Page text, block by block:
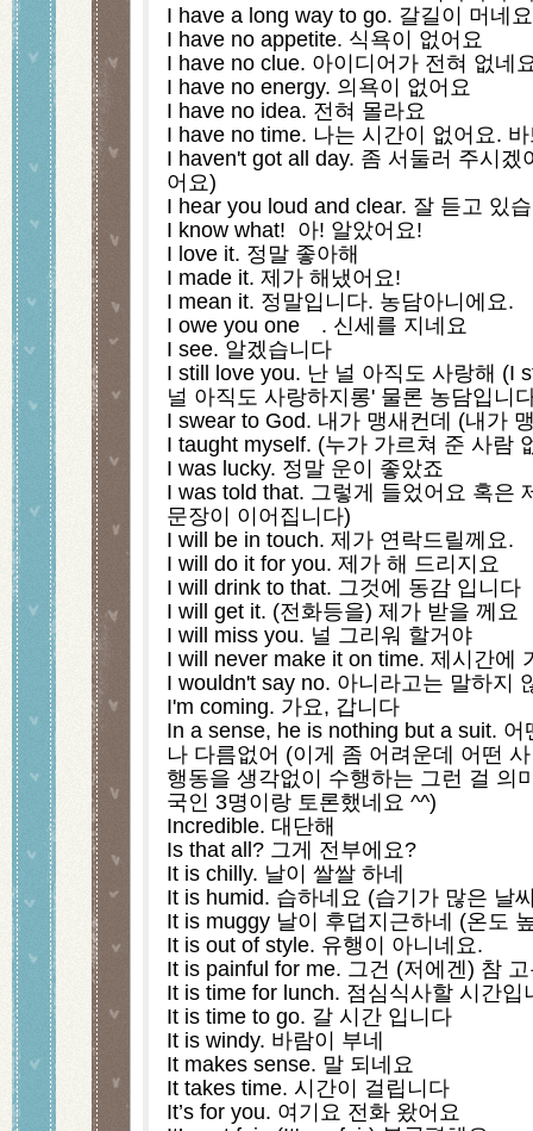
I have a long way to go. 갈길이 머네요
I have no appetite. 식욕이 없어요
I have no clue. 아이디어가 전혀 없네
I have no energy. 의욕이 없어요
I have no idea. 전혀 몰라요
I have no time. 나는 시간이 없어요.
I haven't got all day. 좀 서둘러 주시겠
어요)
I hear you loud and clear. 잘 듣고 있
I know what!  아! 알았어요!
I love it. 정말 좋아해
I made it. 제가 해냈어요!
I mean it. 정말입니다. 농담아니에요.
I owe you one　. 신세를 지네요
I see. 알겠습니다
I still love you. 난 널 아직도 사랑해 (I
널 아직도 사랑하지롱' 물론 농담입니
I swear to God. 내가 맹새컨데 (내가
I taught myself. (누가 가르쳐 준 사람
I was lucky. 정말 운이 좋았죠
I was told that. 그렇게 들었어요 혹은
문장이 이어집니다)
I will be in touch. 제가 연락드릴께요.
I will do it for you. 제가 해 드리지요
I will drink to that. 그것에 동감 입니다
I will get it. (전화등을) 제가 받을 께요
I will miss you. 널 그리워 할거야
I will never make it on time. 제시간에
I wouldn't say no. 아니라고는 말하지
I'm coming. 가요, 갑니다
In a sense, he is nothing but a suit.
나 다름없어 (이게 좀 어려운데 어떤
행동을 생각없이 수행하는 그런 걸 의
국인 3명이랑 토론했네요 ^^)
Incredible. 대단해
Is that all? 그게 전부에요?
It is chilly. 날이 쌀쌀 하네
It is humid. 습하네요 (습기가 많은 날
It is muggy 날이 후덥지근하네 (온도
It is out of style. 유행이 아니네요.
It is painful for me. 그건 (저에겐) 참
It is time for lunch. 점심식사할 시간입
It is time to go. 갈 시간 입니다
It is windy. 바람이 부네
It makes sense. 말 되네요
It takes time. 시간이 걸립니다
It’s for you. 여기요 전화 왔어요